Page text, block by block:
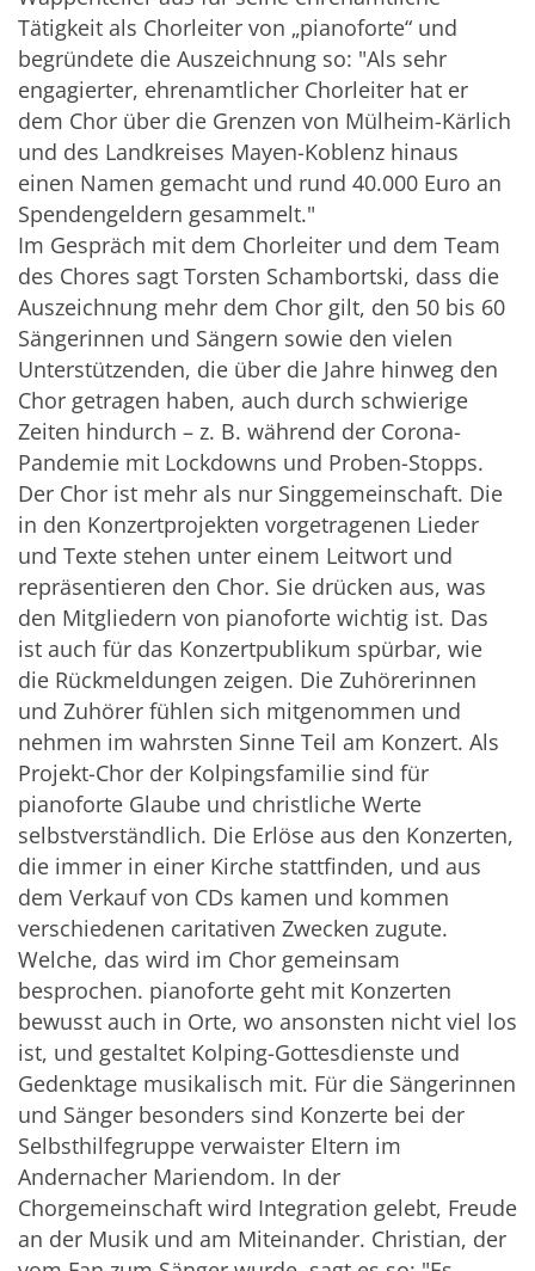
Tätigkeit als Chorleiter von „pianoforte“ und
begründete die Auszeichnung so: "Als sehr
engagierter, ehrenamtlicher Chorleiter hat er
dem Chor über die Grenzen von Mülheim-Kärlich
und des Landkreises Mayen-Koblenz hinaus
einen Namen gemacht und rund 40.000 Euro an
Spendengeldern gesammelt."
Im Gespräch mit dem Chorleiter und dem Team
des Chores sagt Torsten Schambortski, dass die
Auszeichnung mehr dem Chor gilt, den 50 bis 60
Sängerinnen und Sängern sowie den vielen
Unterstützenden, die über die Jahre hinweg den
Chor getragen haben, auch durch schwierige
Zeiten hindurch – z. B. während der Corona-
Pandemie mit Lockdowns und Proben-Stopps.
Der Chor ist mehr als nur Singgemeinschaft. Die
in den Konzertprojekten vorgetragenen Lieder
und Texte stehen unter einem Leitwort und
repräsentieren den Chor. Sie drücken aus, was
den Mitgliedern von pianoforte wichtig ist. Das
ist auch für das Konzertpublikum spürbar, wie
die Rückmeldungen zeigen. Die Zuhörerinnen
und Zuhörer fühlen sich mitgenommen und
nehmen im wahrsten Sinne Teil am Konzert. Als
Projekt-Chor der Kolpingsfamilie sind für
pianoforte Glaube und christliche Werte
selbstverständlich. Die Erlöse aus den Konzerten,
die immer in einer Kirche stattfinden, und aus
dem Verkauf von CDs kamen und kommen
verschiedenen caritativen Zwecken zugute.
Welche, das wird im Chor gemeinsam
besprochen. pianoforte geht mit Konzerten
bewusst auch in Orte, wo ansonsten nicht viel los
ist, und gestaltet Kolping-Gottesdienste und
Gedenktage musikalisch mit. Für die Sängerinnen
und Sänger besonders sind Konzerte bei der
Selbsthilfegruppe verwaister Eltern im
Andernacher Mariendom. In der
Chorgemeinschaft wird Integration gelebt, Freude
an der Musik und am Miteinander. Christian, der